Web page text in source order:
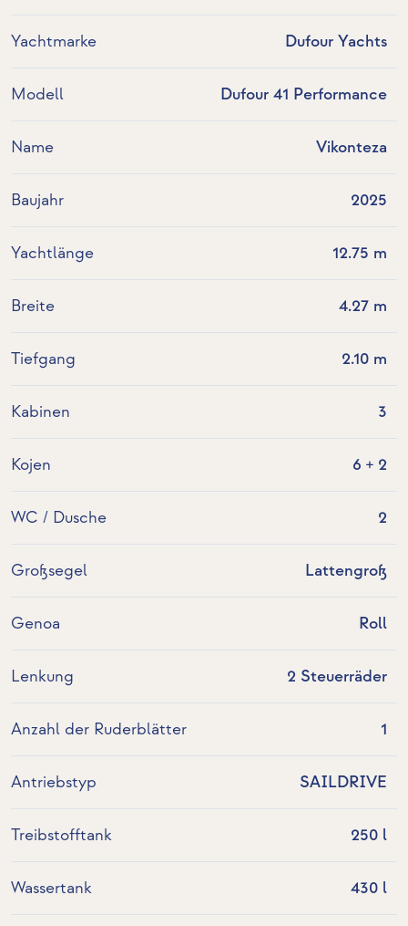
Yachtmarke Dufour Yachts
Modell Dufour 41 Performance
Name Vikonteza
Baujahr 2025
Yachtlänge 12.75 m
Breite 4.27 m
Tiefgang 2.10 m
Kabinen 3
Kojen 6 + 2
WC / Dusche 2
Großsegel Lattengroß
Genoa Roll
Lenkung 2 Steuerräder
Anzahl der Ruderblätter 1
Antriebstyp SAILDRIVE
Treibstofftank 250 l
Wassertank 430 l